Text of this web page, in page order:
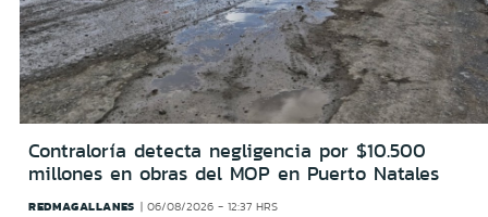
Contraloría detecta negligencia por $10.500
millones en obras del MOP en Puerto Natales
REDMAGALLANES 06/08/2026 - 12:37 HRS